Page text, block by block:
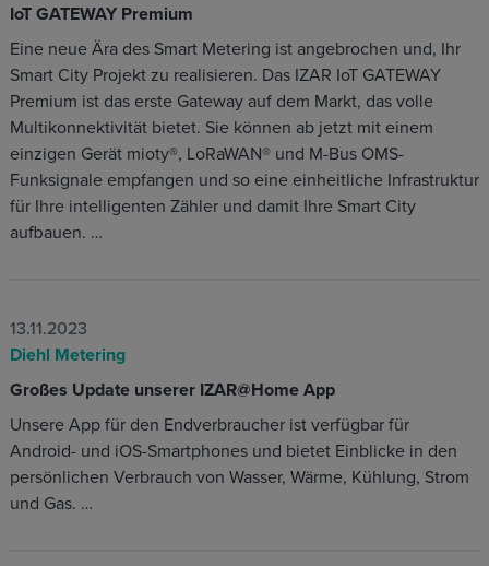
IoT GATEWAY Premium
Eine neue Ära des Smart Metering ist angebrochen und, Ihr
Smart City Projekt zu realisieren. Das IZAR IoT GATEWAY
Premium ist das erste Gateway auf dem Markt, das volle
Multikonnektivität bietet. Sie können ab jetzt mit einem
einzigen Gerät mioty®, LoRaWAN® und M-Bus OMS-
Funksignale empfangen und so eine einheitliche Infrastruktur
für Ihre intelligenten Zähler und damit Ihre Smart City
aufbauen. …
13.11.2023
Diehl Metering
Großes Update unserer IZAR@Home App
Unsere App für den Endverbraucher ist verfügbar für
Android- und iOS-Smartphones und bietet Einblicke in den
persönlichen Verbrauch von Wasser, Wärme, Kühlung, Strom
und Gas. …